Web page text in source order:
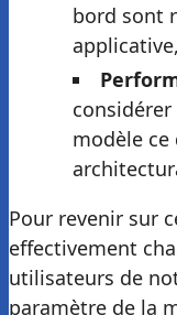
bord sont
applicative,
modèle ce
Pour revenir sur
effectivement
utilisateurs de
paramètre de la